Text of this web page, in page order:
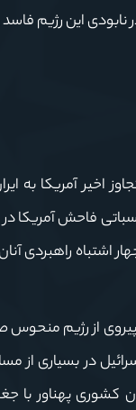
نابودی این رژیم
آمریکا به
راهبردی آنان
از رژیم منحوس
در بسیاری از
پهناور با